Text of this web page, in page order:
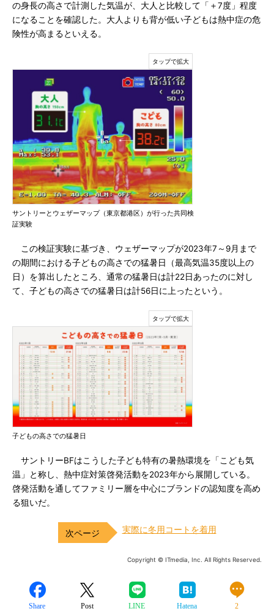
の身長の高さで計測した気温が、大人と比較して「＋7度」程度
になることを確認した。大人よりも背が低い子どもは熱中症の危
険性が高まるといえる。
サントリーとウェザーマップ（東京都港区）が行った共同検
証実験
この検証実験に基づき、ウェザーマップが2023年7～9月まで
の期間における子どもの高さでの猛暑日（最高気温35度以上の
日）を算出したところ、通常の猛暑日は計22日あったのに対し
て、子どもの高さでの猛暑日は計56日に上ったという。
子どもの高さでの猛暑日
サントリーBFはこうした子ども特有の暑熱環境を「こども気
温」と称し、熱中症対策啓発活動を2023年から展開している。
啓発活動を通してファミリー層を中心にブランドの認知度を高め
る狙いだ。
実際に冬用コートを着用
Copyright © ITmedia, Inc. All Rights Reserved.
Share Post LINE Hatena 2